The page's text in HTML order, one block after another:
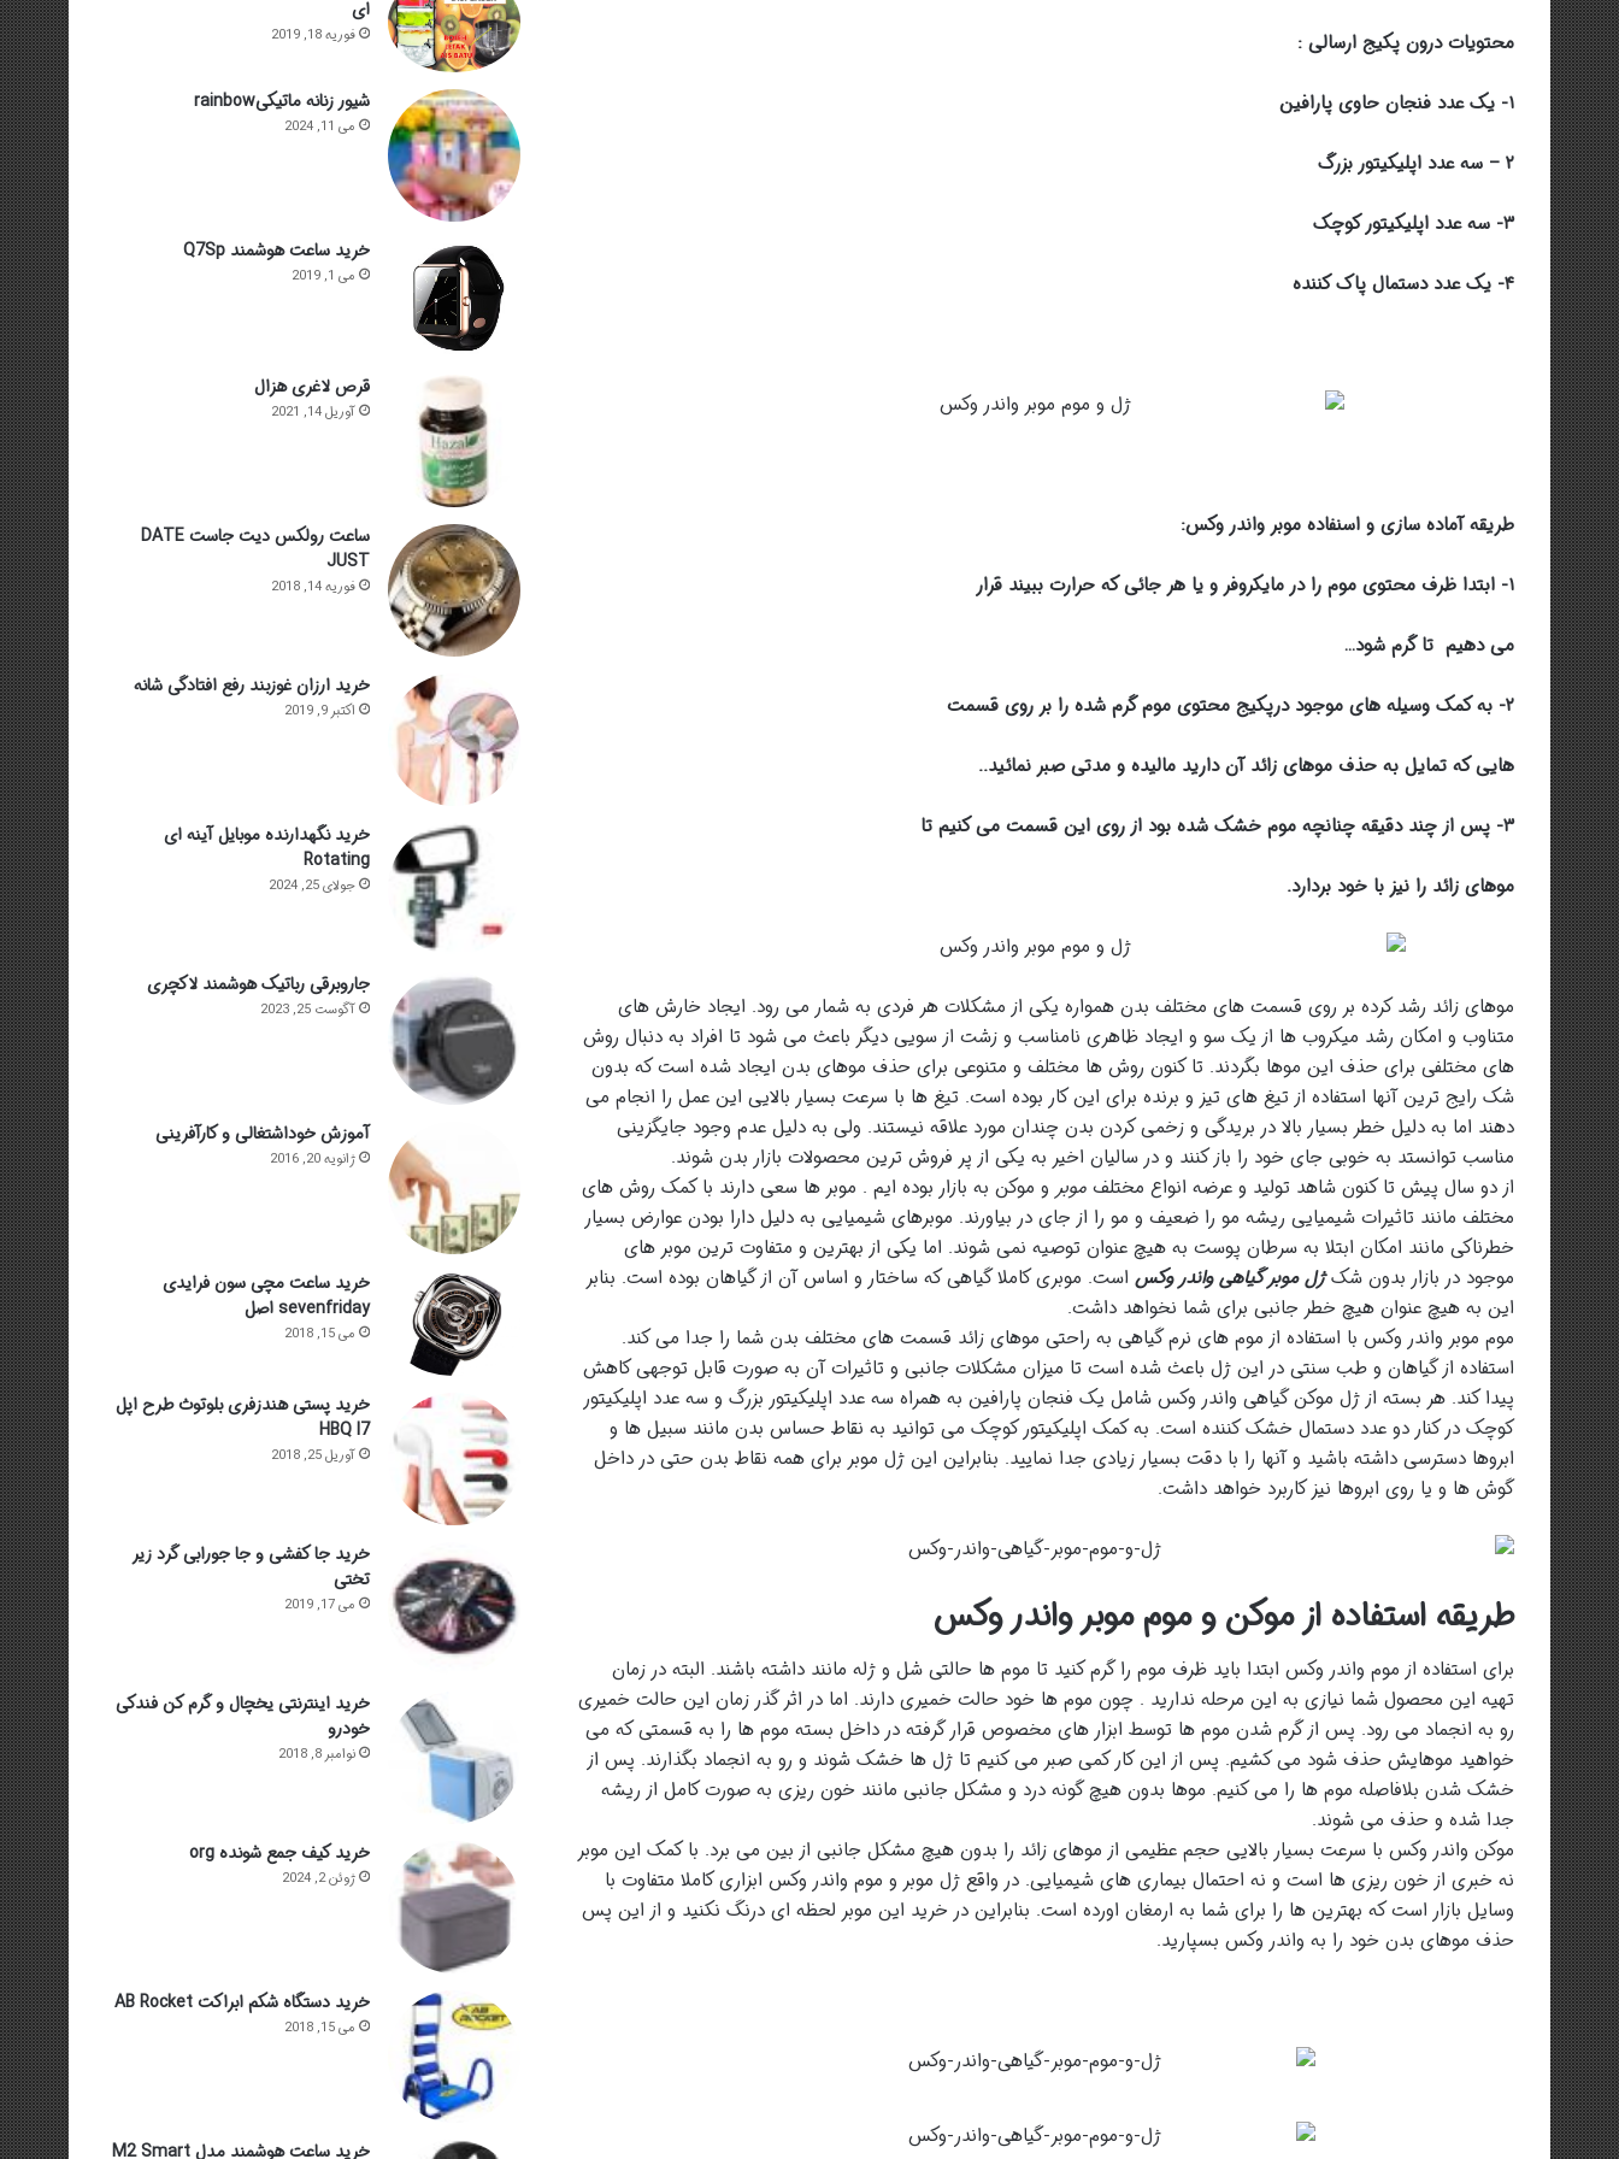
محتویات درون پکیج ارسالی :
۱- یک عدد فنجان حاوی پارافین
۲ – سه عدد اپلیکیتور بزرگ
۳- سه عدد اپلیکیتور کوچک
۴- یک عدد دستمال پاک کننده
طریقه آماده سازی و اسنفاده موبر واندر وکس:
۱- ابتدا ظرف محتوی موم را در مایکروفر و یا هر جائی که حرارت ببیند قرار
می دهیم تا گرم شود…
۲- به کمک وسیله های موجود درپکیج محتوی موم گرم شده را بر روی قسمت
هایی که تمایل به حذف موهای زائد آن دارید مالیده و مدتی صبر نمائید..
۳- پس از چند دقیقه چنانچه موم خشک شده بود از روی این قسمت می کنیم تا
موهای زائد را نیز با خود بردارد.
موهای زائد رشد کرده بر روی قسمت های مختلف بدن همواره یکی از مشکلات هر فردی به شمار می رود. ایجاد خارش های
متناوب و امکان رشد میکروب ها از یک سو و ایجاد ظاهری نامناسب و زشت از سویی دیگر باعث می شود تا افراد به دنبال روش
های مختلفی برای حذف این موها بگردند. تا کنون روش ها مختلف و متنوعی برای حذف موهای بدن ایجاد شده است که بدون
شک رایج ترین آنها استفاده از تیغ های تیز و برنده برای این کار بوده است. تیغ ها با سرعت بسیار بالایی این عمل را انجام می
دهند اما به دلیل خطر بسیار بالا در بریدگی و زخمی کردن بدن چندان مورد علاقه نیستند. ولی به دلیل عدم وجود جایگزینی
مناسب توانستد به خوبی جای خود را باز کنند و در سالیان اخیر به یکی از پر فروش ترین محصولات بازار بدن شوند.
از دو سال پیش تا کنون شاهد تولید و عرضه انواع مختلف موبر و موکن به بازار بوده ایم . موبر ها سعی دارند با کمک روش های
مختلف مانند تاثیرات شیمیایی ریشه مو را ضعیف و مو را از جای در بیاورند. موبرهای شیمیایی به دلیل دارا بودن عوارض بسیار
خطرناکی مانند امکان ابتلا به سرطان پوست به هیچ عنوان توصیه نمی شوند. اما یکی از بهترین و متفاوت ترین موبر های
موجود در بازار بدون شکژل موبر گیاهی واندر وکس است. موبری کاملا گیاهی که ساختار و اساس آن از گیاهان بوده است. بنابر
این به هیچ عنوان هیچ خطر جانبی برای شما نخواهد داشت.
موم موبر واندر وکس با استفاده از موم های نرم گیاهی به راحتی موهای زائد قسمت های مختلف بدن شما را جدا می کند.
استفاده از گیاهان و طب سنتی در این ژل باعث شده است تا میزان مشکلات جانبی و تاثیرات آن به صورت قابل توجهی کاهش
پیدا کند. هر بسته از ژل موکن گیاهی واندر وکس شامل یک فنجان پارافین به همراه سه عدد اپلیکیتور بزرگ و سه عدد اپلیکیتور
کوچک در کنار دو عدد دستمال خشک کننده است. به کمک اپلیکیتور کوچک می توانید به نقاط حساس بدن مانند سبیل ها و
ابروها دسترسی داشته باشید و آنها را با دقت بسیار زیادی جدا نمایید. بنابراین این ژل موبر برای همه نقاط بدن حتی در داخل
گوش ها و یا روی ابروها نیز کاربرد خواهد داشت.
طریقه استفاده از موکن و موم موبر واندر وکس
برای استفاده از موم واندر وکس ابتدا باید ظرف موم را گرم کنید تا موم ها حالتی شل و ژله مانند داشته باشند. البته در زمان
تهیه این محصول شما نیازی به این مرحله ندارید . چون موم ها خود حالت خمیری دارند. اما در اثر گذر زمان این حالت خمیری
رو به انجماد می رود. پس از گرم شدن موم ها توسط ابزار های مخصوص قرار گرفته در داخل بسته موم ها را به قسمتی که می
خواهید موهایش حذف شود می کشیم. پس از این کار کمی صبر می کنیم تا ژل ها خشک شوند و رو به انجماد بگذارند. پس از
خشک شدن بلافاصله موم ها را می کنیم. موها بدون هیچ گونه درد و مشکل جانبی مانند خون ریزی به صورت کامل از ریشه
جدا شده و حذف می شوند.
موکن واندر وکس با سرعت بسیار بالایی حجم عظیمی از موهای زائد را بدون هیچ مشکل جانبی از بین می برد. با کمک این موبر
نه خبری از خون ریزی ها است و نه احتمال بیماری های شیمیایی. در واقع ژل موبر و موم واندر وکس ابزاری کاملا متفاوت با
وسایل بازار است که بهترین ها را برای شما به ارمغان اورده است. بنابراین در خرید این موبر لحظه ای درنگ نکنید و از این پس
حذف موهای بدن خود را به واندر وکس بسپارید.
ای
فوریه 18, 2019
شیور زنانه ماتیکیrainbow
می 11, 2024
خرید ساعت هوشمند Q7Sp
می 1, 2019
قرص لاغری هزال
آوریل 14, 2021
ساعت رولکس دیت جاست DATE
JUST
فوریه 14, 2018
خرید ارزان غوزبند رفع افتادگی شانه
اکتبر 9, 2019
خرید نگهدارنده موبایل آینه ای
Rotating
جولای 25, 2024
جاروبرقی رباتیک هوشمند لاکچری
آگوست 25, 2023
آموزش خوداشتغالی و کارآفرینی
ژانویه 20, 2016
خرید ساعت مچی سون فرایدی
sevenfriday اصل
می 15, 2018
خرید پستی هندزفری بلوتوث طرح اپل
HBQ I7
آوریل 25, 2018
خرید جا کفشی و جا جورابی گرد زیر
تختی
می 17, 2019
خرید اینترنتی یخچال و گرم کن فندکی
خودرو
نوامبر 8, 2018
خرید کیف جمع شونده org
ژوئن 2, 2024
خرید دستگاه شکم ابراکت AB Rocket
می 15, 2018
خرید ساعت هوشمند مدل M2 Smart